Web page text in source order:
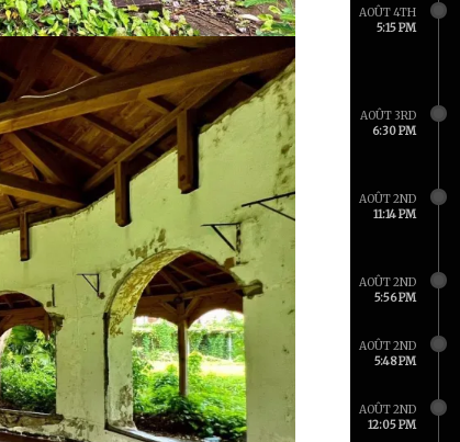
AOÛT 4TH
5:15 PM
AOÛT 3RD
6:30 PM
AOÛT 2ND
11:14 PM
AOÛT 2ND
5:56 PM
AOÛT 2ND
5:48 PM
AOÛT 2ND
12:05 PM